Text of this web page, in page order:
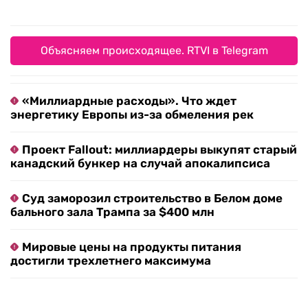
Объясняем происходящее. RTVI в Telegram
«Миллиардные расходы». Что ждет
энергетику Европы из-за обмеления рек
Проект Fallout: миллиардеры выкупят старый
канадский бункер на случай апокалипсиса
Суд заморозил строительство в Белом доме
бального зала Трампа за $400 млн
Мировые цены на продукты питания
достигли трехлетнего максимума